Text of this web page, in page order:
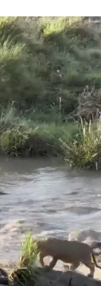
Facebook
X
los
El guía